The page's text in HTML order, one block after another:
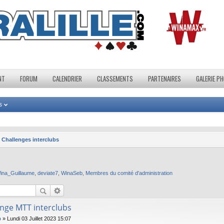
FORUM CALENDRIER CLASSEMENTS PARTENAIRES GALERIE
Challenges interclubs
deviate7 WinaSeb Membres du comité d'administration
MTT interclubs
» Lundi 03 Juillet 2023 15:07